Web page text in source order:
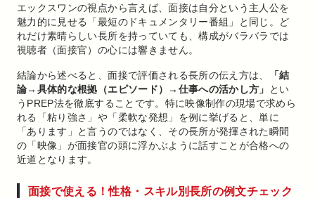
エックスワンの視点から言えば、面接は自分という主人公を
魅力的に見せる「最短のドキュメンタリー番組」と同じ。ど
れだけ素晴らしい長所を持っていても、構成がバラバラでは
視聴者（面接官）の心には響きません。
結論から述べると、面接で評価される長所の伝え方は、
「結
論→具体的な根拠（エピソード）→仕事への活かし方」
とい
うPREP法を徹底することです。特に映像制作の現場で求めら
れる「粘り強さ」や「柔軟な発想」を例に挙げると、単に
「あります」と言うのではなく、その長所が発揮された瞬間
の「映像」が面接官の頭に浮かぶように話すことが合格への
近道となります。
面接で使える！性格・スキル別長所の例文チェック